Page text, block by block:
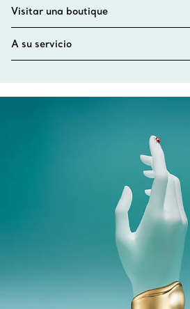
Visitar una boutique
A su servicio